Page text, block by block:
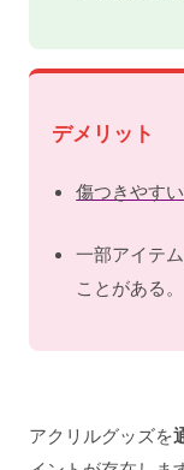
デメリット
傷つきやすい
一部アイテ
ことがある。
アクリルグッズを